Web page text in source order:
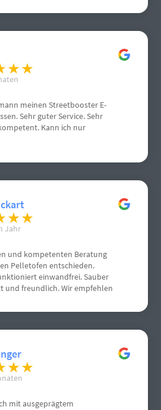
meinen Streetbooster E-
Sehr guter Service. Sehr
Kann ich nur
Jahr
und kompetenten Beratung
Pelletofen entschieden.
einwandfrei. Sauber
und freundlich. Wir empfehlen
Algesheim
mit ausgeprägtem